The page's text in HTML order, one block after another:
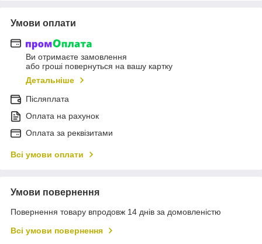
Умови оплати
Ви отримаєте замовлення
або гроші повернуться на вашу картку
Детальніше
Післяплата
Оплата на рахунок
Оплата за реквізитами
Всі умови оплати
Умови повернення
Повернення товару впродовж 14 днів за домовленістю
Всі умови повернення